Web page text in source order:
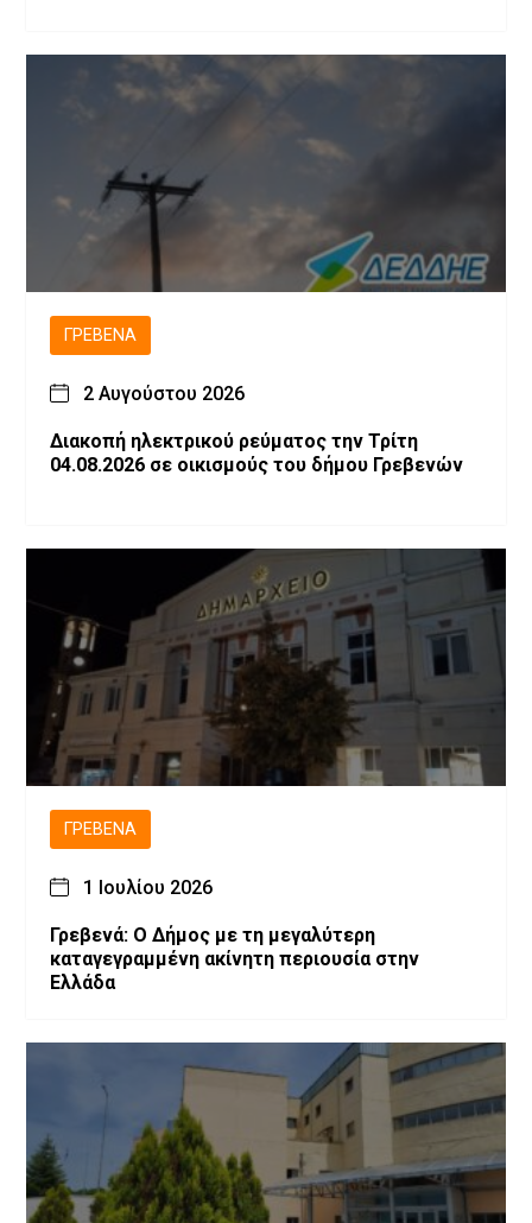
ΓΡΕΒΕΝΆ
2 Αυγούστου 2026
Διακοπή ηλεκτρικού ρεύματος την Τρίτη
04.08.2026 σε οικισμούς του δήμου Γρεβενών
ΓΡΕΒΕΝΆ
1 Ιουλίου 2026
Γρεβενά: Ο Δήμος με τη μεγαλύτερη
καταγεγραμμένη ακίνητη περιουσία στην
Ελλάδα